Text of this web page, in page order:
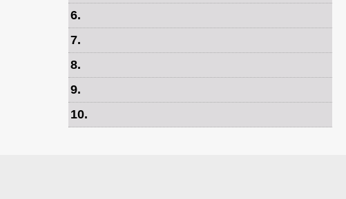
6.
7.
8.
9.
10.